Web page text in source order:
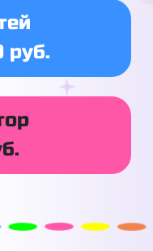
руб.